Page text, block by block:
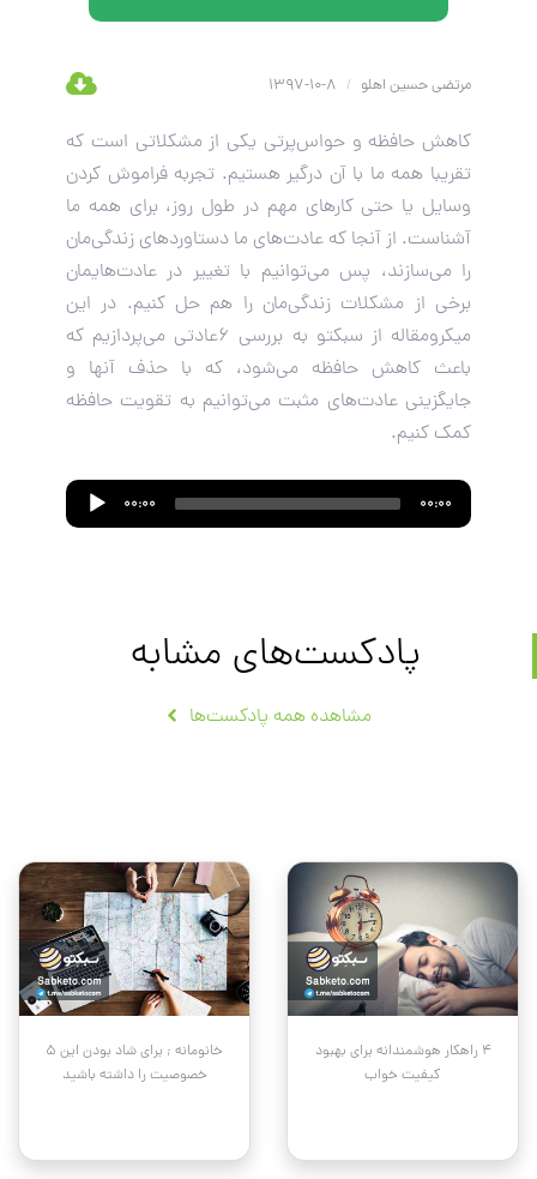
مرتضی حسین اهلو /
کاهش حافظه و حواس‌پرتی یکی از مشکلاتی است که
تقریبا همه ما با آن درگیر هستیم. تجربه فراموش کردن
وسایل یا حتی کارهای مهم در طول روز، برای همه ما
آشناست. از آنجا که عادت‌های ما دستاوردهای زندگی‌مان
را می‌سازند، پس می‌توانیم با تغییر در عادت‌هایمان
برخی از مشکلات زندگی‌مان را هم حل کنیم. در این
میکرومقاله از سبکتو به بررسی ۶عادتی می‌پردازیم که
باعث کاهش حافظه می‌شود، که با حذف آنها و
جایگزینی عادت‌های مثبت می‌توانیم به تقویت حافظه
کمک کنیم.
Audio
Player
00:00 00:00
پادکست‌های مشابه
مشاهده همه پادکست‌ها
۴ راهکار هوشمندانه برای بهبود
کیفیت خواب
خانومانه ; برای شاد بودن این ۵
خصوصیت را داشته باشید